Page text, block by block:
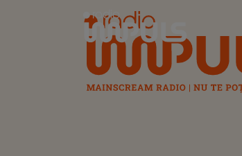
Radio Impuls